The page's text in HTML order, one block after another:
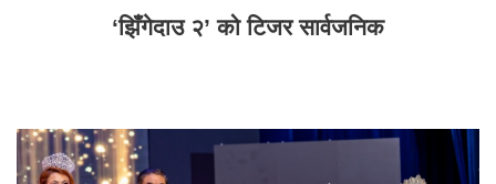
‘झिँगेदाउ २’ को टिजर सार्वजनिक